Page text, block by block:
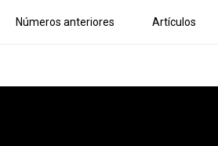
Números anteriores Artículos